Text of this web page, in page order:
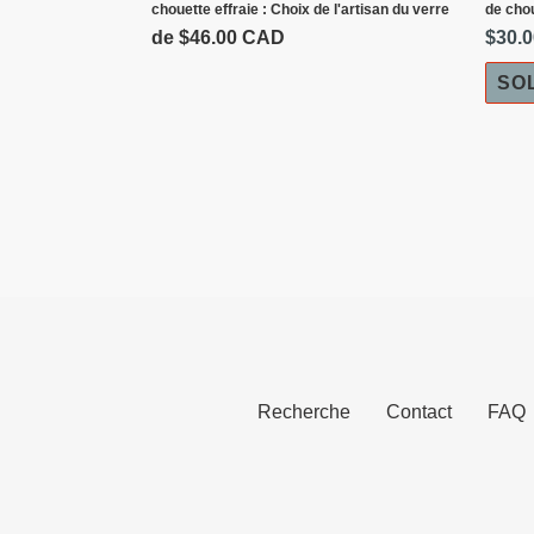
du
verre
chouette effraie : Choix de l'artisan du verre
Prix
de $46.00 CAD
de
Prix
réduit
Recherche Contact FAQ